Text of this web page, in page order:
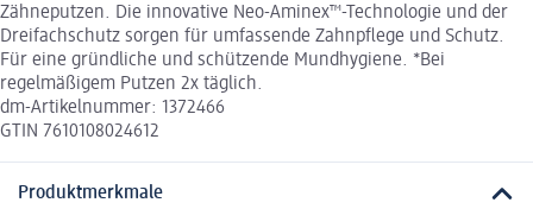
Zähneputzen. Die innovative Neo-Aminex™-Technologie und der
Dreifachschutz sorgen für umfassende Zahnpflege und Schutz.
Für eine gründliche und schützende Mundhygiene. *Bei
regelmäßigem Putzen 2x täglich.
dm-Artikelnummer: 1372466
GTIN 7610108024612
Produktmerkmale